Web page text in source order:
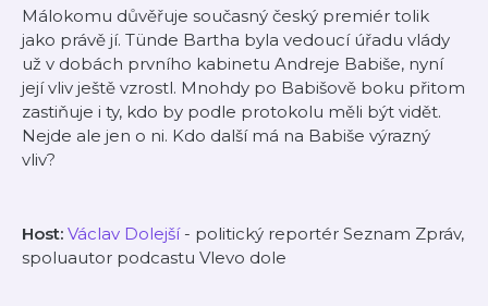
Málokomu důvěřuje současný český premiér tolik
jako právě jí. Tünde Bartha byla vedoucí úřadu vlády
už v dobách prvního kabinetu Andreje Babiše, nyní
její vliv ještě vzrostl. Mnohdy po Babišově boku přitom
zastiňuje i ty, kdo by podle protokolu měli být vidět.
Nejde ale jen o ni. Kdo další má na Babiše výrazný
vliv?
Host: Václav Dolejší- politický reportér Seznam Zpráv,
spoluautor podcastu Vlevo dole